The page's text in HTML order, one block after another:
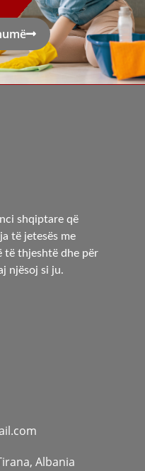
shqiptare që
të jetesës me
të thjeshtë dhe për
njësoj si ju.
Albania